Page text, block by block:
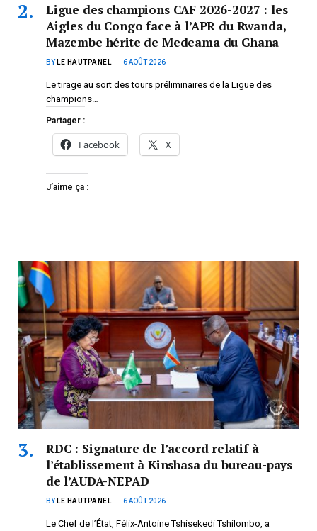
Ligue des champions CAF 2026-2027 : les
Aigles du Congo face à l’APR du Rwanda,
Mazembe hérite de Medeama du Ghana
BY LE HAUTPANEL 6 AOÛT 2026
Le tirage au sort des tours préliminaires de la Ligue des
champions…
Partager :
Facebook X
J’aime ça :
RDC : Signature de l’accord relatif à
l’établissement à Kinshasa du bureau-pays
de l’AUDA-NEPAD
BY LE HAUTPANEL 6 AOÛT 2026
Le Chef de l’État, Félix-Antoine Tshisekedi Tshilombo, a